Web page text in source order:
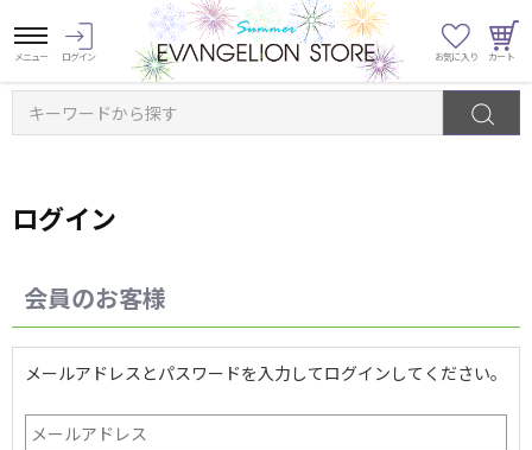
キーワードから探す
ログイン
会員のお客様
メールアドレスとパスワードを入力してログインしてください。